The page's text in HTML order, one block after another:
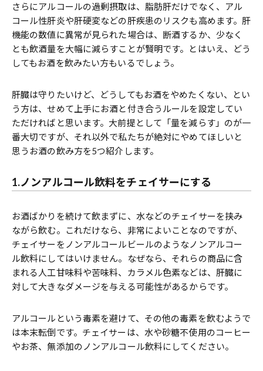
さらにアルコールの過剰摂取は、脂肪肝だけでなく、アル
コール性肝炎や肝硬変などの肝疾患のリスクも高めます。肝
機能の数値に異常が見られた場合は、断酒するか、少なく
とも飲酒量を大幅に減らすことが賢明です。とはいえ、どう
してもお酒を飲みたい方もいるでしょう。
肝臓は守りたいけど、どうしてもお酒をやめたくない、とい
う方は、せめて上手にお酒と付き合うルールを設定してい
ただければと思います。大前提として「量を減らす」のが一
番大切ですが、それ以外で私たちが絶対にやめてほしいと
思うお酒の飲み方を5つ紹介します。
1.ノンアルコール飲料をチェイサーにする
お酒ばかりを続けて飲まずに、水などのチェイサーを挟み
ながら飲む。これだけなら、非常によいことなのですが、
チェイサーをノンアルコールビールのようなノンアルコー
ル飲料にしてはいけません。なぜなら、それらの商品に含
まれる人工甘味料や苦味料、カラメル色素などは、肝臓に
対して大きなダメージを与える可能性があるからです。
アルコールという毒素を避けて、その他の毒素を飲むようで
は本末転倒です。チェイサーは、水や砂糖不使用のコーヒー
やお茶、無添加のノンアルコール飲料にしてください。